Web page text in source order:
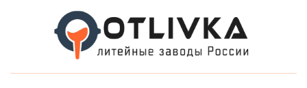
содержимому